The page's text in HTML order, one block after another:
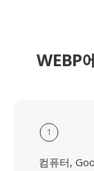
WEBP
1
컴퓨터,